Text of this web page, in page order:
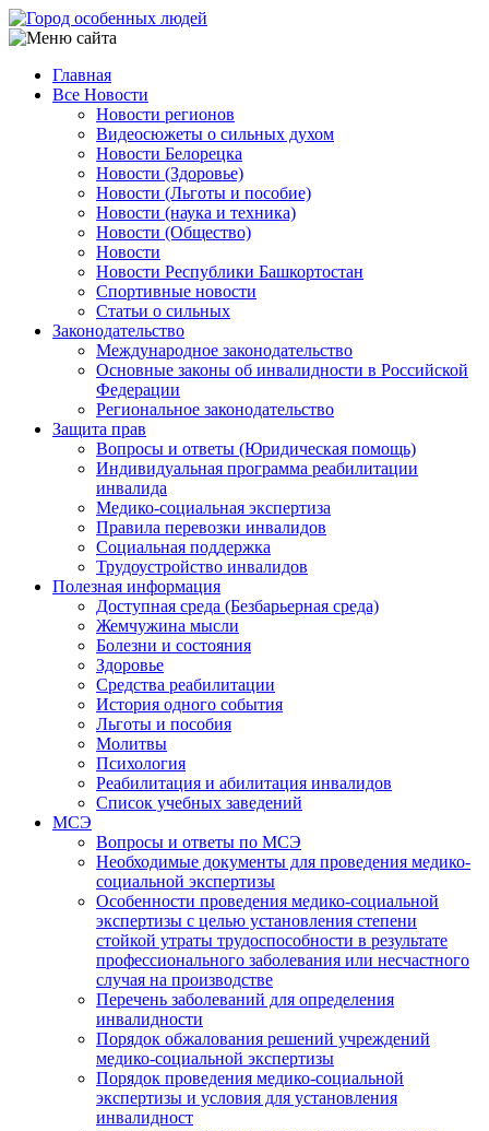
Перейти
к
содержанию
Main
navigation
Главная
Все Новости
Новости регионов
Видеосюжеты о сильных духом
Новости Белорецка
Новости (Здоровье)
Новости (Льготы и пособие)
Новости (наука и техника)
Новости (Общество)
Новости
Новости Республики Башкортостан
Спортивные новости
Статьи о сильных
Законодательство
Международное законодательство
Основные законы об инвалидности в Российской
Федерации
Региональное законодательство
Защита прав
Вопросы и ответы (Юридическая помощь)
Индивидуальная программа реабилитации
инвалида
Медико-социальная экспертиза
Правила перевозки инвалидов
Социальная поддержка
Трудоустройство инвалидов
Полезная информация
Доступная среда (Безбарьерная среда)
Жемчужина мысли
Болезни и состояния
Здоровье
Средства реабилитации
История одного события
Льготы и пособия
Молитвы
Психология
Реабилитация и абилитация инвалидов
Список учебных заведений
МСЭ
Вопросы и ответы по МСЭ
Необходимые документы для проведения медико-
социальной экспертизы
Особенности проведения медико-социальной
экспертизы с целью установления степени
стойкой утраты трудоспособности в результате
профессионального заболевания или несчастного
случая на производстве
Перечень заболеваний для определения
инвалидности
Порядок обжалования решений учреждений
медико-социальной экспертизы
Порядок проведения медико-социальной
экспертизы и условия для установления
инвалидност